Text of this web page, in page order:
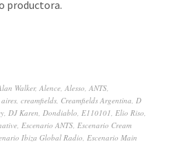
productora.
Walker, Alence, Alesso, ANTS,
, creamfields, Creamfields Argentina, D
, DJ Karen, Dondiablo, E110101, Elio Riso,
, Escenario ANTS, Escenario Cream
Ibiza Global Radio, Escenario Main